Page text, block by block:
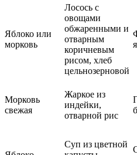
Яблоко или
морковь
Лосось с
овощами
обжаренными и
отварным
коричневым
рисом, хлеб
цельнозерновой
Морковь
свежая
Жаркое из
индейки,
отварной рис
Суп из цветной